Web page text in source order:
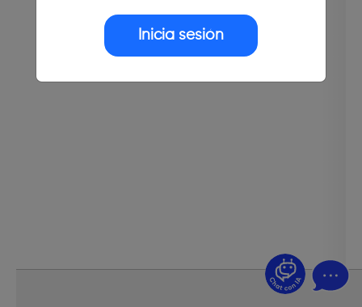
Inicia sesión